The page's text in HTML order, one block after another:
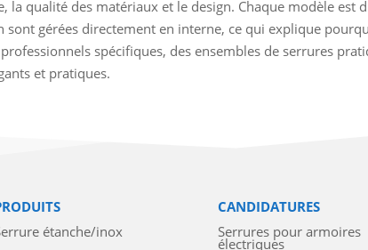
qualité des matériaux et le design. Chaque modèle est
gérées directement en interne, ce qui explique
spécifiques, des ensembles de serrures
et pratiques.
étanche/inox
CANDIDATURES
Serrures pour armoires
électriques